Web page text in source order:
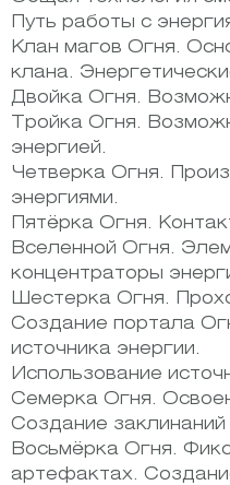
Путь работы с
Клан магов Огня.
клана.
Двойка Огня.
Тройка Огня.
энергией.
Четверка Огня.
энергиями.
Пятёрка Огня.
Вселенной Огня.
концентраторы
Шестерка Огня.
Создание портала
источника энергии.
Использование
Семерка Огня.
Создание заклинаний
Восьмёрка Огня.
артефактах.